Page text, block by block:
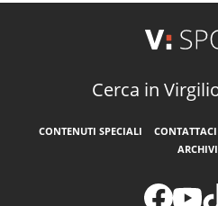
Cerca in
CONTENUTI SPECIALI CONTATTACI